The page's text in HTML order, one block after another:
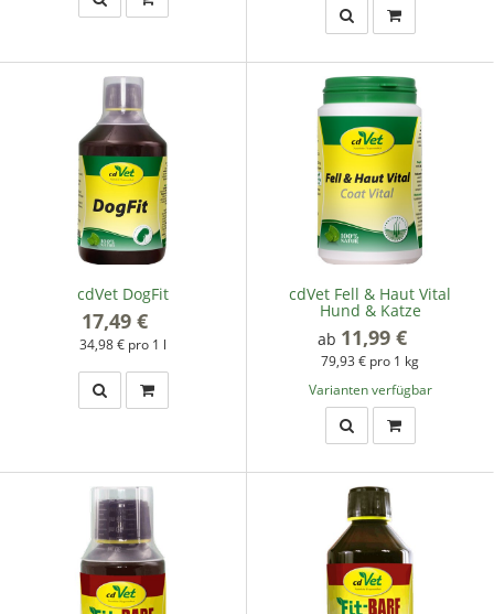
cdVet DogFit
17,49 €
34,98 € pro 1 l
cdVet Fell & Haut Vital
Hund & Katze
ab 11,99 €
79,93 € pro 1 kg
Varianten verfügbar